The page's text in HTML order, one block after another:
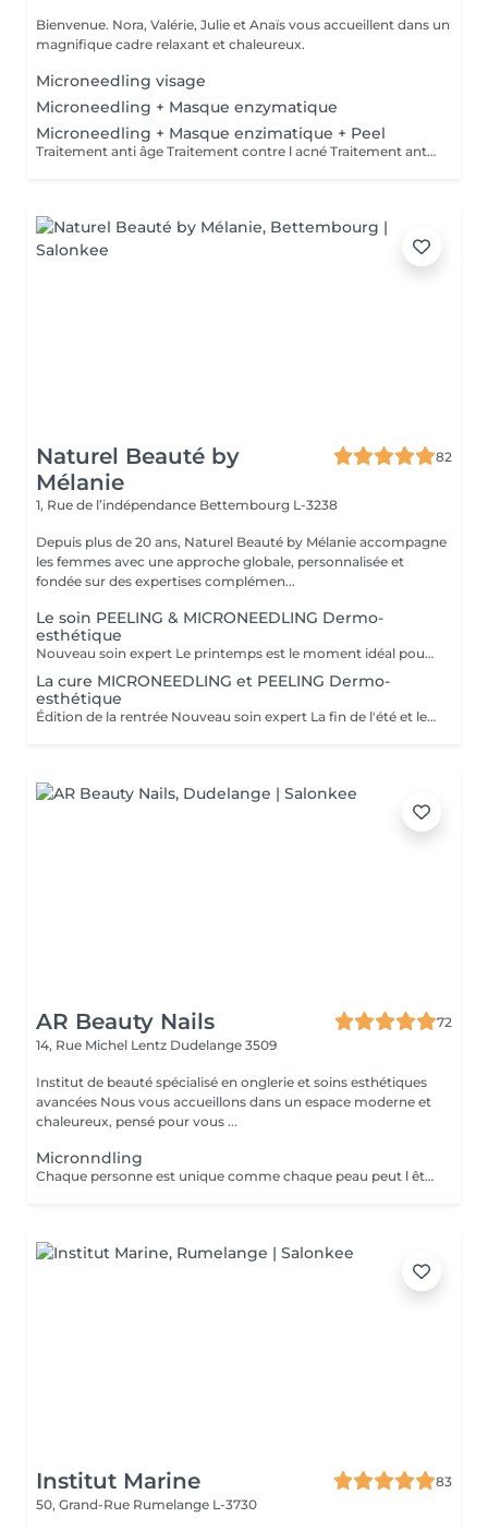
Bienvenue. Nora, Valérie, Julie et Anaïs vous accueillent dans un
magnifique cadre relaxant et chaleureux.
Microneedling visage
Microneedling + Masque enzymatique
Microneedling + Masque enzimatique + Peel
Traitement anti âge Traitement contre l acné Traitement anti tâche
Naturel Beauté by
Mélanie
82
1, Rue de l’indépendance Bettembourg L-3238
Depuis plus de 20 ans, Naturel Beauté by Mélanie accompagne
les femmes avec une approche globale, personnalisée et
fondée sur des expertises complémen...
Le soin PEELING & MICRONEEDLING Dermo-
esthétique
Nouveau soin expert Le printemps est le moment idéal pour réveiller votre peau ! Avec le temps, le collagène diminue, le teint perd de son éclat et des taches pigmentaires peuvent apparaître. Pour y remédier, découvrez notre Nouveau Soin Microneedling & Peeling Dermo-Esthétique, réalisé avec les produits experts du laboratoire Célestetic, notre nouveau partenaire professionnel. Les bénéfices : Stimule naturellement collagène et élastine Raffermit et densifie la peau Atténue les taches pigmentaires Affine le grain de peau Ravive l'éclat du teint Protocole cabine 60 minutes 1. Diagnostic personnalisé 2. Peeling concentré aux acides de fruits Célestetic 3. Microneedling + infusion d'un sérum ciblé aux actifs hautement dosés(anti-taches / anti-âge / éclat) 4.Masque apaisant et réparateur 5. Protection et conseils post-soin Tarifs Soin 60 min : 145 € Cure 4 soins (tous les 21 jours) : 560 € Cure 6 soins (tous les 21 jours) : 840€ Le printemps est la saison idéale pour relancer votre peau avant l'été Les places sont limitées pour un suivi personnalisé. Pour réserver ou faire un diagnostic peau, contactez-nous dès aujourd'hui #Microneedling #Peeling #Célestetic #NaturelBeautéByMélanie #PeauRaffermie #Éclat #AntiTaches #BienVieillir
La cure MICRONEEDLING et PEELING Dermo-
esthétique
Édition de la rentrée Nouveau soin expert La fin de l'été et le début de l'automne sont les moments idéaux pour réveiller votre peau ! Avec le temps, le collagène diminue, le teint perd de son éclat et des taches pigmentaires peuvent apparaître. Pour y remédier, découvrez notre Nouveau Soin Microneedling & Peeling Dermo-Esthétique, réalisé avec les produits experts du laboratoire Célestetic, notre nouveau partenaire professionnel. Les bénéfices : Stimule naturellement collagène et élastine Raffermit et densifie la peau Atténue les taches pigmentaires Affine le grain de peau Ravive l'éclat du teint Protocole cabine 60 minutes 1. Diagnostic personnalisé 2. Peeling concentré aux acides de fruits Célestetic 3. Microneedling + infusion d'un sérum ciblé aux actifs hautement dosés(anti-taches / anti-âge / éclat) 4.Masque LED apaisant 5. Protection et conseils post-soin Tarifs Soin 60 min : 145 € Cure 4 soins (tous les 21 jours) : 560 € Les places sont limitées pour un suivi personnalisé. Pour réserver ou faire un diagnostic peau, contactez-nous dès aujourd'hui
AR Beauty Nails
72
14, Rue Michel Lentz Dudelange 3509
Institut de beauté spécialisé en onglerie et soins esthétiques
avancées Nous vous accueillons dans un espace moderne et
chaleureux, pensé pour vous ...
Micronndling
Chaque personne est unique comme chaque peau peut l être. Nous offrons à peau ce dont elle a besoin, exactement pour ça chaque personne sera évaluée avec minutie. Dans ce traitement grâce à la stimulation des papilles dermiques et à la libération de facteurs de croissance, le micronnedling optimise la fonction cellulaire, renforce la structure de la peau et augment naturellement le collagène TGF-3 via une cascade de cicatrisation régénérative.
Institut Marine
83
50, Grand-Rue Rumelange L-3730